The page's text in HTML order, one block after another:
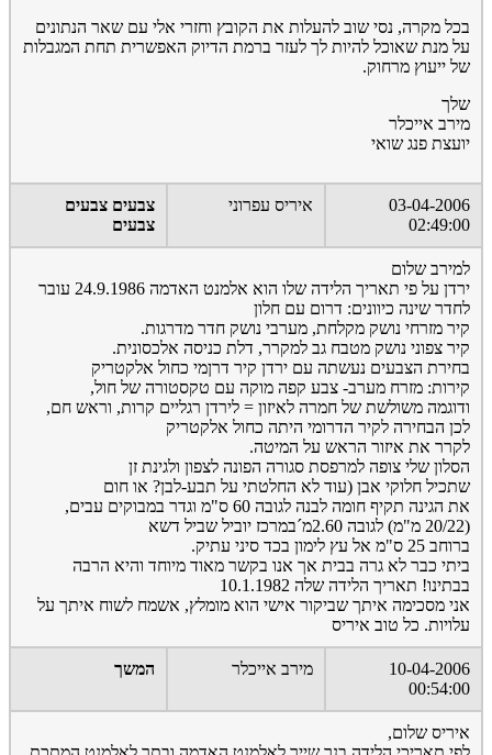
בכל מקרה, נסי שוב להעלות את הקובץ וחזרי אלי עם שאר הנתונים
על מנת שאוכל להיות לך לעזר ברמת הדיוק האפשרית תחת המגבלות
של ייעוץ מרחוק.
שלך
מירב אייכלר
יועצת פנג שואי
03-04-2006
02:49:00
איריס עפרוני
צבעים צבעים
צבעים
למירב שלום
ירדן על פי תאריך הלידה שלו הוא אלמנט האדמה 24.9.1986 עובר
לחדר שינה כיוונים: דרום עם חלון
קיר מזרחי נושק מקלחת, מערבי נושק חדר מדרגות.
קיר צפוני נושק מטבח גב למקרר, דלת כניסה אלכסונית.
בחירת הצבעים נעשתה עם ירדן קיר דרןמי כחול אלקטריק
קירות: מזרח מערב- צבע קפה מוקה עם טקסטורה של חול,
ודוגמה משולשת של חמרה לאיזון = לירדן רגליים קרות, וראש חם,
לכן הבחירה לקיר הדרומי היתה כחול אלקטריק
לקרר את איזור הראש על המיטה.
הסלון שלי צופה למרפסת סגורה הפונה לצפון ולגינת זן
שתכיל חלוקי אבן (עוד לא החלטתי על תבע-לבן? או חום
את הגינה תקיף חומה לבנה לגובה 60 ס"מ וגדר במבוקים עבים,
(20/22 מ"מ) לגובה 2.60מ´במרכז יוביל שביל דשא
ברוחב 25 ס"מ אל עץ לימון בכד סיני עתיק.
ביתי כבר לא גרה בבית אך אנו בקשר מאוד מיוחד והיא הרבה
בבתינו! תאריך הלידה שלה 10.1.1982
אני מסכימה איתך שביקור אישי הוא מומלץ, אשמח לשוח איתך על
עלויות. כל טוב איריס
10-04-2006
00:54:00
מירב אייכלר המשך
איריס שלום,